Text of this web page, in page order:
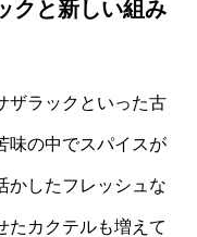
クと新しい組み
ザラックといった古
味の中でスパイスが
かしたフレッシュな
たカクテルも増えて